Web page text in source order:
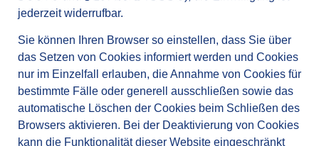
jederzeit widerrufbar.
Sie können Ihren Browser so einstellen, dass Sie über
das Setzen von Cookies informiert werden und Cookies
nur im Einzelfall erlauben, die Annahme von Cookies für
bestimmte Fälle oder generell ausschließen sowie das
automatische Löschen der Cookies beim Schließen des
Browsers aktivieren. Bei der Deaktivierung von Cookies
kann die Funktionalität dieser Website eingeschränkt